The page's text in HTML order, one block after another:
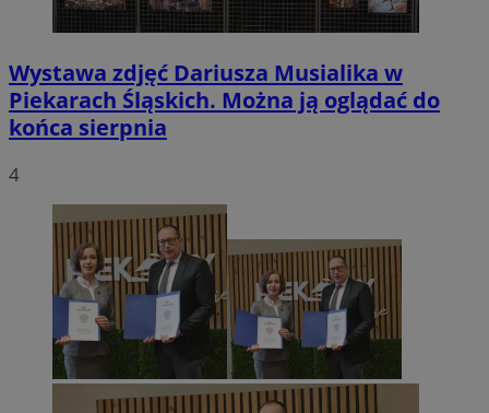
Wystawa zdjęć Dariusza Musialika w
Piekarach Śląskich. Można ją oglądać do
końca sierpnia
4